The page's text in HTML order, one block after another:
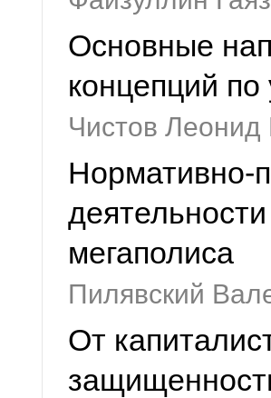
Основные
концепций
Чистов
Нормативно-
мегаполиса
Пилявский
От